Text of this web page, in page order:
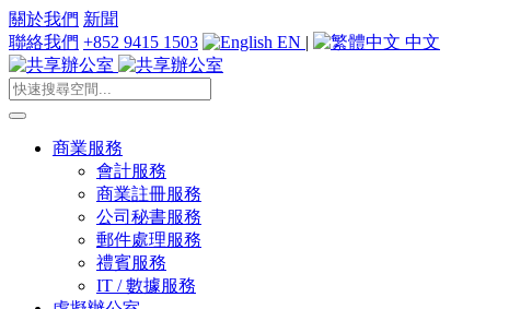
關於我們 新聞
聯絡我們 +852 9415 1503 EN | 中文
商業服務
會計服務
商業註冊服務
公司秘書服務
郵件處理服務
禮賓服務
IT / 數據服務